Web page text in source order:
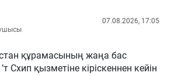
07.08.2026, 17:05
құрамасының жаңа бас
Схип қызметіне кіріскеннен кейін